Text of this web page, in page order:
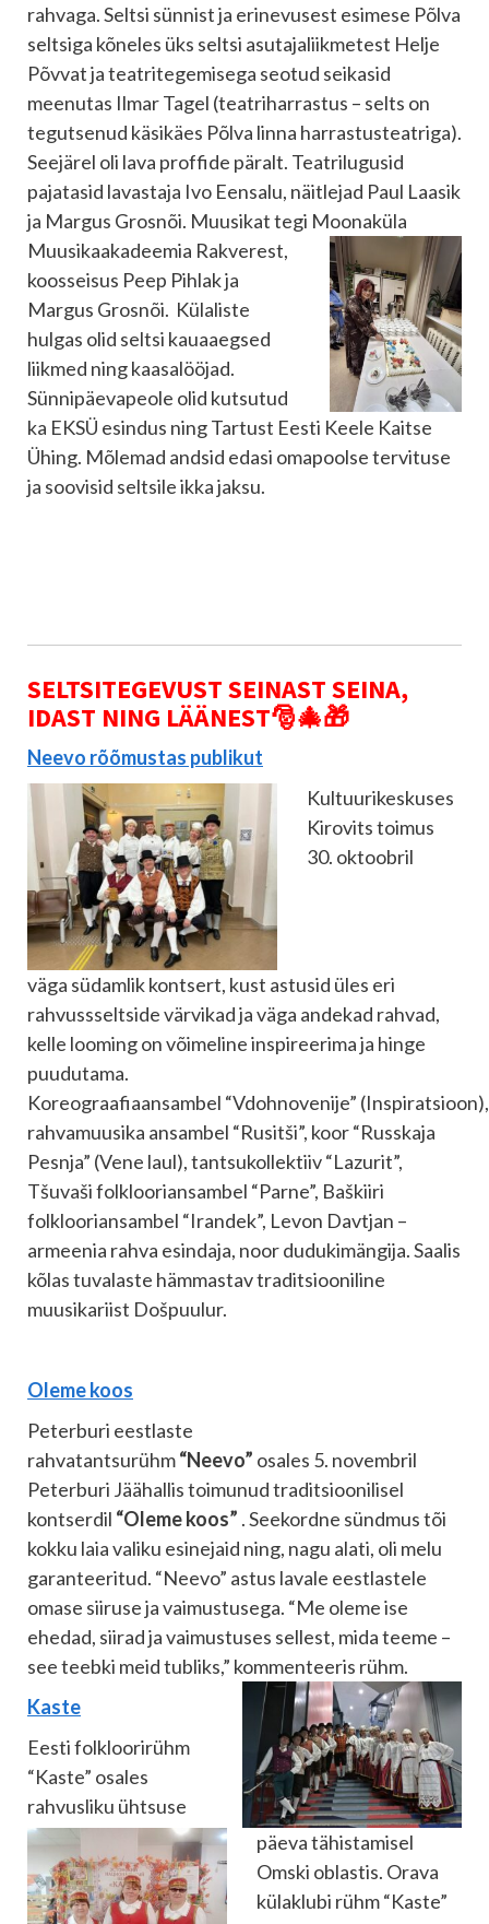
rahvaga. Seltsi sünnist ja erinevusest esimese Põlva
seltsiga kõneles üks seltsi asutajaliikmetest Helje
Põvvat ja teatritegemisega seotud seikasid
meenutas Ilmar Tagel (teatriharrastus – selts on
tegutsenud käsikäes Põlva linna harrastusteatriga).
Seejärel oli lava proffide päralt. Teatrilugusid
pajatasid lavastaja Ivo Eensalu, näitlejad Paul Laasik
ja Margus Grosnõi. Muusikat tegi Moonaküla
Muusikaakadeemia Rakverest,
koosseisus Peep Pihlak ja
Margus Grosnõi. Külaliste
hulgas olid seltsi kauaaegsed
liikmed ning kaasalööjad.
Sünnipäevapeole olid kutsutud
ka EKSÜ esindus ning Tartust Eesti Keele Kaitse
Ühing. Mõlemad andsid edasi omapoolse tervituse
ja soovisid seltsile ikka jaksu.
SELTSITEGEVUST SEINAST SEINA,
IDAST NING LÄÄNEST🎅🎄🎁
Neevo rõõmustas publikut
Kultuurikeskuses
Kirovits toimus
30. oktoobril
väga südamlik kontsert, kust astusid üles eri
rahvussseltside värvikad ja väga andekad rahvad,
kelle looming on võimeline inspireerima ja hinge
puudutama.
Koreograafiaansambel “Vdohnovenije” (Inspiratsioon),
rahvamuusika ansambel “Rusitši”, koor “Russkaja
Pesnja” (Vene laul), tantsukollektiiv “Lazurit”,
Tšuvaši folklooriansambel “Parne”, Baškiiri
folklooriansambel “Irandek”, Levon Davtjan –
armeenia rahva esindaja, noor dudukimängija. Saalis
kõlas tuvalaste hämmastav traditsiooniline
muusikariist Došpuulur.
Oleme koos
Peterburi eestlaste
rahvatantsurühm“Neevo” osales 5. novembril
Peterburi Jäähallis toimunud traditsioonilisel
kontserdil “Oleme koos” . Seekordne sündmus tõi
kokku laia valiku esinejaid ning, nagu alati, oli melu
garanteeritud. “Neevo” astus lavale eestlastele
omase siiruse ja vaimustusega. “Me oleme ise
ehedad, siirad ja vaimustuses sellest, mida teeme –
see teebki meid tubliks,” kommenteeris rühm.
Kaste
Eesti folkloorirühm
“Kaste” osales
rahvusliku ühtsuse
päeva tähistamisel
Omski oblastis. Orava
külaklubi rühm “Kaste”